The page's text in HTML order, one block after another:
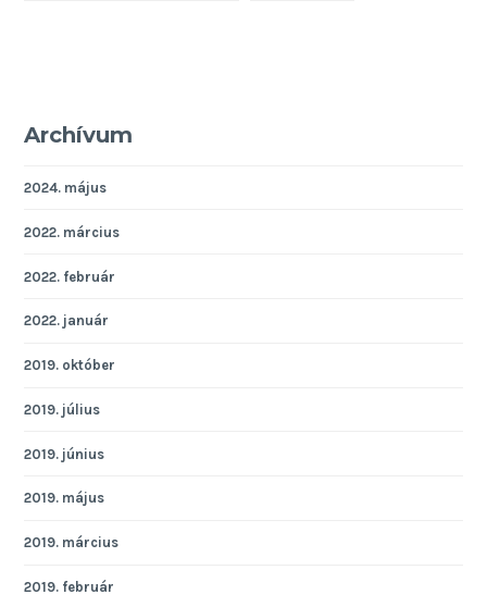
Archívum
2024. május
2022. március
2022. február
2022. január
2019. október
2019. július
2019. június
2019. május
2019. március
2019. február